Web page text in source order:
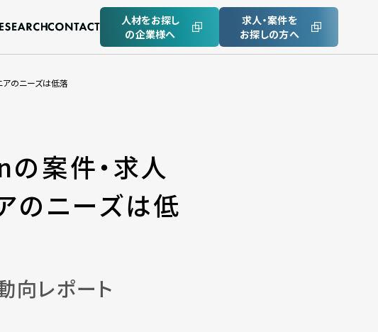
人材をお探し
の企業様へ
求人・案件を
お探しの方へ
アのニーズは低落
の案件・求人
のニーズは低
向レポート